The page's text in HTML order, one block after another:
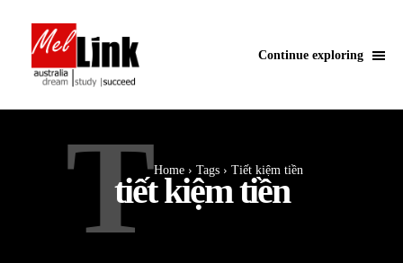
Continue exploring
Home Tags Tiết kiệm tiền
tiết kiệm tiền
T